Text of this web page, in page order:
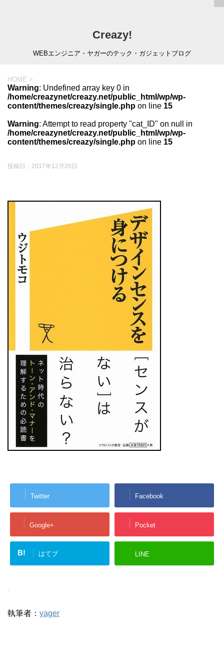
Creazy!
WEBエンジニア・ヤガーのテック・ガジェットブログ
HOME >
Warning: Undefined array key 0 in
/home/creazynet/creazy.net/public_html/wp/wp-
content/themes/creazy/single.php on line 15
Warning: Attempt to read property "cat_ID" on null in
/home/creazynet/creazy.net/public_html/wp/wp-
content/themes/creazy/single.php on line 15
投稿日： 2017年12月20日
Twitter Facebook
Google+ Pocket
B! はてブ LINE
-
執筆者： yager